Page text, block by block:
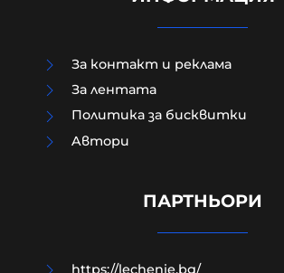
прости стъпки?
За контакт и реклама
За лентата
Политика за бисквитки
Aвтори
ПАРТНЬОРИ
https://lechenie.bg/